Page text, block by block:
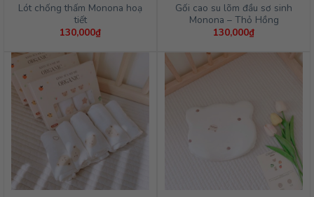
Lót chống thấm Monona hoạ
tiết
130,000₫
Gối cao su lõm đầu sơ sinh
Monona – Thỏ Hồng
130,000₫